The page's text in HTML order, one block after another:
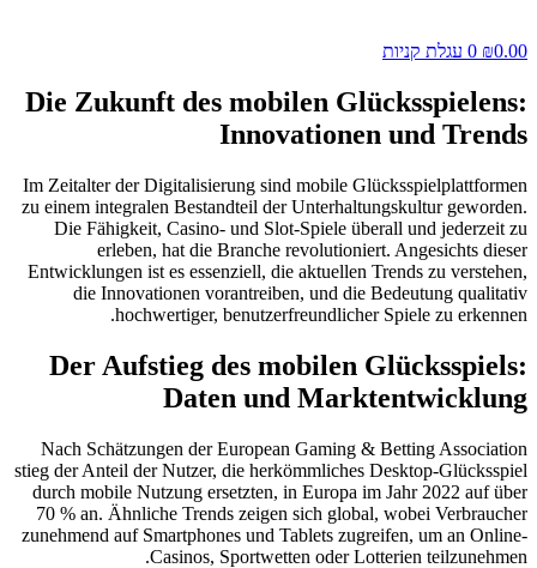
₪0.00
0 עגלת קניות
Die Zukunft des mobilen Glücksspielens:
Innovationen und Trends
Im Zeitalter der Digitalisierung sind mobile Glücksspielplattformen
zu einem integralen Bestandteil der Unterhaltungskultur geworden.
Die Fähigkeit, Casino- und Slot-Spiele überall und jederzeit zu
erleben, hat die Branche revolutioniert. Angesichts dieser
Entwicklungen ist es essenziell, die aktuellen Trends zu verstehen,
die Innovationen vorantreiben, und die Bedeutung qualitativ
hochwertiger, benutzerfreundlicher Spiele zu erkennen.
Der Aufstieg des mobilen Glücksspiels:
Daten und Marktentwicklung
Nach Schätzungen derEuropean Gaming & Betting Association
stieg der Anteil der Nutzer, die herkömmliches Desktop-Glücksspiel
durch mobile Nutzung ersetzten, in Europa im Jahr 2022 auf über
70 % an. Ähnliche Trends zeigen sich global, wobei Verbraucher
zunehmend auf Smartphones und Tablets zugreifen, um an Online-
Casinos, Sportwetten oder Lotterien teilzunehmen.